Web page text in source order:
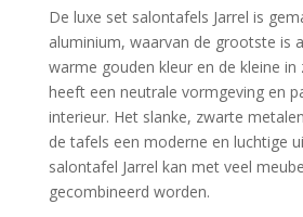
De luxe set salontafels Jarrel is
aluminium, waarvan de grootste is
warme gouden kleur en de kleine
heeft een neutrale vormgeving en
interieur. Het slanke, zwarte
de tafels een moderne en luchtige
salontafel Jarrel kan met veel
gecombineerd worden.